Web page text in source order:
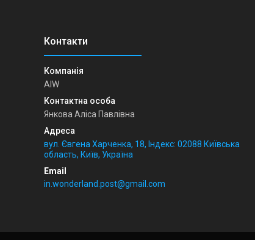
AIW
Янкова Аліса Павлівна
вул. Євгена Харченка, 18, Індекс: 02088 Київська
область, Київ, Україна
in.wonderland.post@gmail.com